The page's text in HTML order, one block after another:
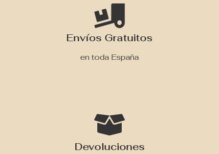
Envíos Gratuitos
en toda España
Devoluciones